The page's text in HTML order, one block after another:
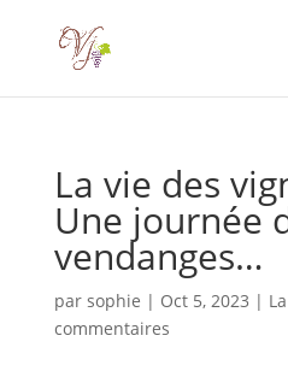
La vie des
Une journée
vendanges…
par sophie | Oct 5, 2023 |
commentaires